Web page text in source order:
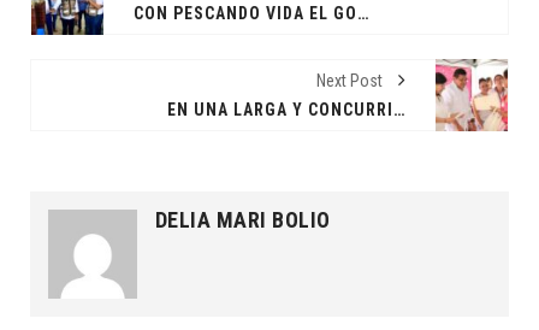
CON PESCANDO VIDA EL GOBIERNO DEL PUEBLO INCREMENTARÁ LA PRODUCCIÓN DE OSTIÓN Y LA ECONOMÍA FAMILIA, AFIRMAN OSTRICULTORES PARAISEÑOS
Next Post
EN UNA LARGA Y CONCURRIDA JORNADA DE ATENCIÓN, CONSTATAN HUMANISMO DE SU GOBERNADOR
DELIA MARI BOLIO